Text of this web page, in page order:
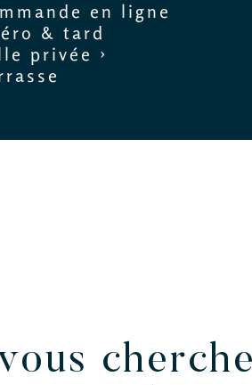
en ligne
& tard
privée ›